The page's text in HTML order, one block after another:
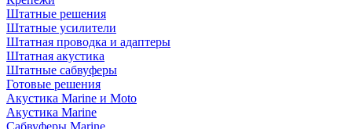
Штатные решения
Штатные усилители
Штатная проводка и адаптеры
Штатная акустика
Штатные сабвуферы
Готовые решения
Акустика Marine и Moto
Акустика Marine
Сабвуферы Marine